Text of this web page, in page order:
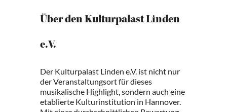
Über den Kulturpalast Linden
e.V.
Der Kulturpalast Linden e.V. ist nicht nur
der Veranstaltungsort für dieses
musikalische Highlight, sondern auch eine
etablierte Kulturinstitution in Hannover.